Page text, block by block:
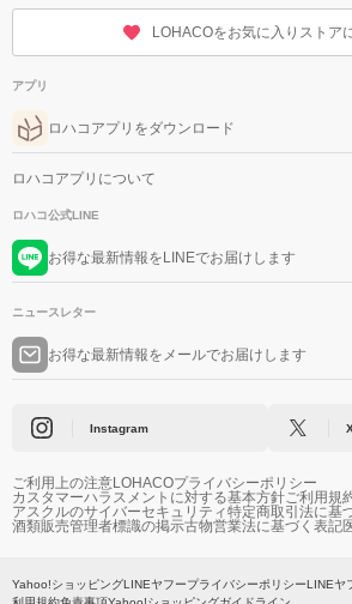
LOHACOをお気に入りストア
アプリ
ロハコアプリをダウンロード
ロハコアプリについて
ロハコ公式LINE
お得な最新情報をLINEでお届けします
ニュースレター
お得な最新情報をメールでお届けします
Instagram
ご利用上の注意LOHACOプライバシーポリシー
カスタマーハラスメントに対する基本方針ご利用規
アスクルのサイバーセキュリティ特定商取引法に基
酒類販売管理者標識の掲示古物営業法に基づく表記
Yahoo!ショッピングLINEヤフープライバシーポリシーLINEヤ